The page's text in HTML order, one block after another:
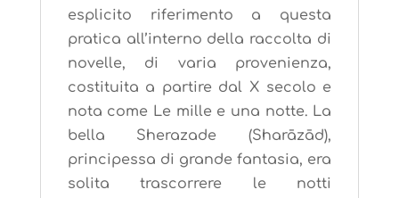
esplicito riferimento a questa
pratica all’interno della raccolta di
novelle, di varia provenienza,
costituita a partire dal X secolo e
nota come Le mille e una notte. La
bella Sherazade (Sharāzād),
principessa di grande fantasia, era
solita trascorrere le notti